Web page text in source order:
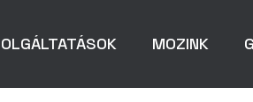
MOZINK